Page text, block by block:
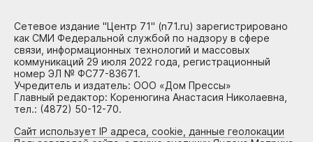
Сетевое издание "Центр 71" (n71.ru) зарегистрировано
как СМИ Федеральной службой по надзору в сфере
связи, информационных технологий и массовых
коммуникаций 29 июля 2022 года, регистрационный
номер ЭЛ № ФС77-83671.
Учредитель и издатель: ООО «Дом Прессы»
Главный редактор: Коренюгина Анастасия Николаевна,
тел.: (4872) 50-12-70.
Сайт использует IP адреса, cookie, данные геолокации